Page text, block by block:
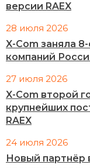
версии RAEX
28 июля 2026
X-Com заняла
компаний
27 июля 2026
X-Com второй
крупнейших
RAEX
24 июля 2026
Новый партнёр